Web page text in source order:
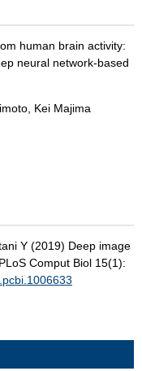
human brain activity:
neural network-based
Kei Majima
Y (2019) Deep image
Comput Biol 15(1):